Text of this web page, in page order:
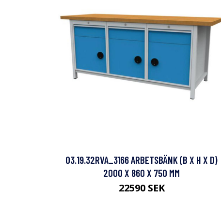
03.19.32RVA_3166 ARBETSBÄNK (B X H X D)
2000 X 860 X 750 MM
22590 SEK